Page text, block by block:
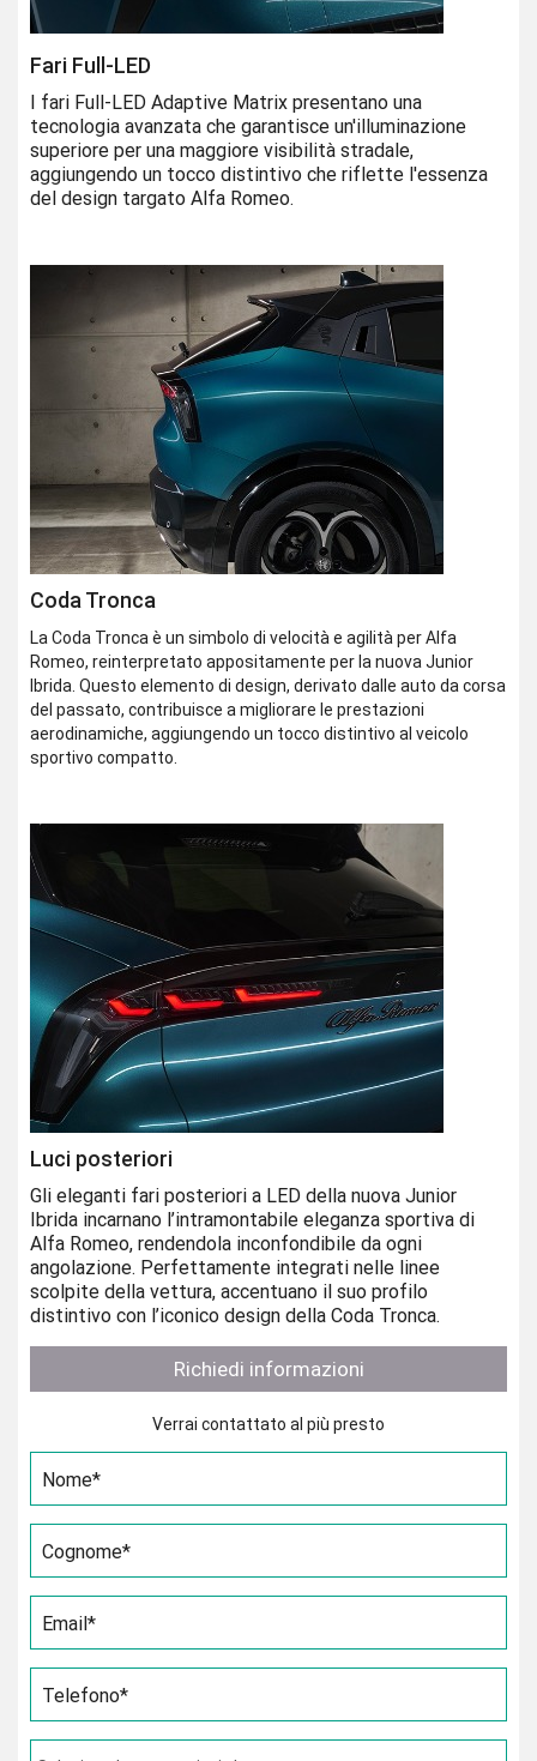
Fari Full-LED
I fari Full-LED Adaptive Matrix presentano una
tecnologia avanzata che garantisce un'illuminazione
superiore per una maggiore visibilità stradale,
aggiungendo un tocco distintivo che riflette l'essenza
del design targato Alfa Romeo.
Coda Tronca
La Coda Tronca è un simbolo di velocità e agilità per Alfa
Romeo, reinterpretato appositamente per la nuova Junior
Ibrida. Questo elemento di design, derivato dalle auto da corsa
del passato, contribuisce a migliorare le prestazioni
aerodinamiche, aggiungendo un tocco distintivo al veicolo
sportivo compatto.
Luci posteriori
Gli eleganti fari posteriori a LED della nuova Junior
Ibrida incarnano l’intramontabile eleganza sportiva di
Alfa Romeo, rendendola inconfondibile da ogni
angolazione. Perfettamente integrati nelle linee
scolpite della vettura, accentuano il suo profilo
distintivo con l’iconico design della Coda Tronca.
Richiedi informazioni
Verrai contattato al più presto
Nome*
Cognome*
Email*
Telefono*